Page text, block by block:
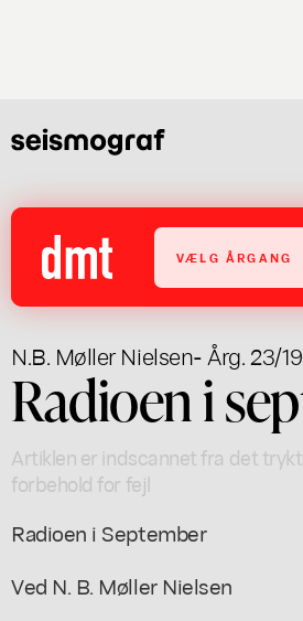
VÆLG ÅRGANG
N.B. Møller Nielsen- Årg. 23/
Radioen i
Artiklen er indscannet fra det
forbehold for fejl
Radioen i September
Ved N. B. Møller Nielsen